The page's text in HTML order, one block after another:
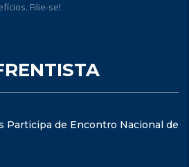
Filie-se!
Participa de Encontro Nacional de